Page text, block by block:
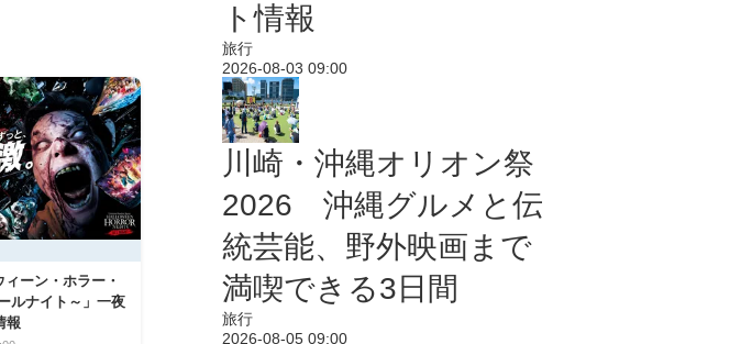
ーン・ホラー・
ルナイト～」一夜
報
ト情報
旅行
2026-08-03 09:00
川崎・沖縄オリオン祭
2026 沖縄グルメと伝
統芸能、野外映画まで
満喫できる3日間
旅行
2026-08-05 09:00